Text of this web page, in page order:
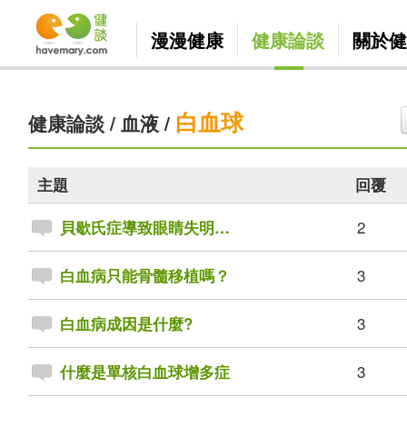
漫漫健康 健康論談 關於
健康論談/ 血液/ 白血球
主題
回覆
貝歇氏症導致眼睛失明…
2
白血病只能骨髓移植嗎？ 3
白血病成因是什麼? 3
什麼是單核白血球增多症 3